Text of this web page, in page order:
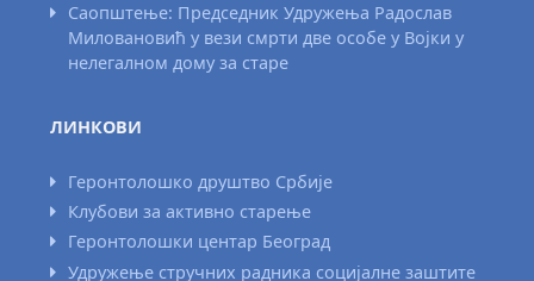
Саопштење: Председник Удружења Радослав
Миловановић у вези смрти две особе у Војки у
нелегалном дому за старе
ЛИНКОВИ
Геронтолошко друштво Србије
Клубови за активно старење
Геронтолошки центар Београд
Удружење стручних радника социјалне заштите